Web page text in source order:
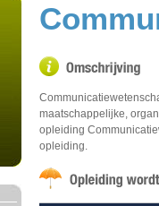
maatschappelijke,
opleiding
opleiding.